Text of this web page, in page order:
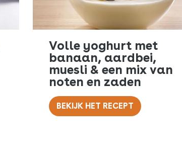
Volle yoghurt met
banaan, aardbei,
muesli & een mix van
noten en zaden
BEKIJK HET RECEPT